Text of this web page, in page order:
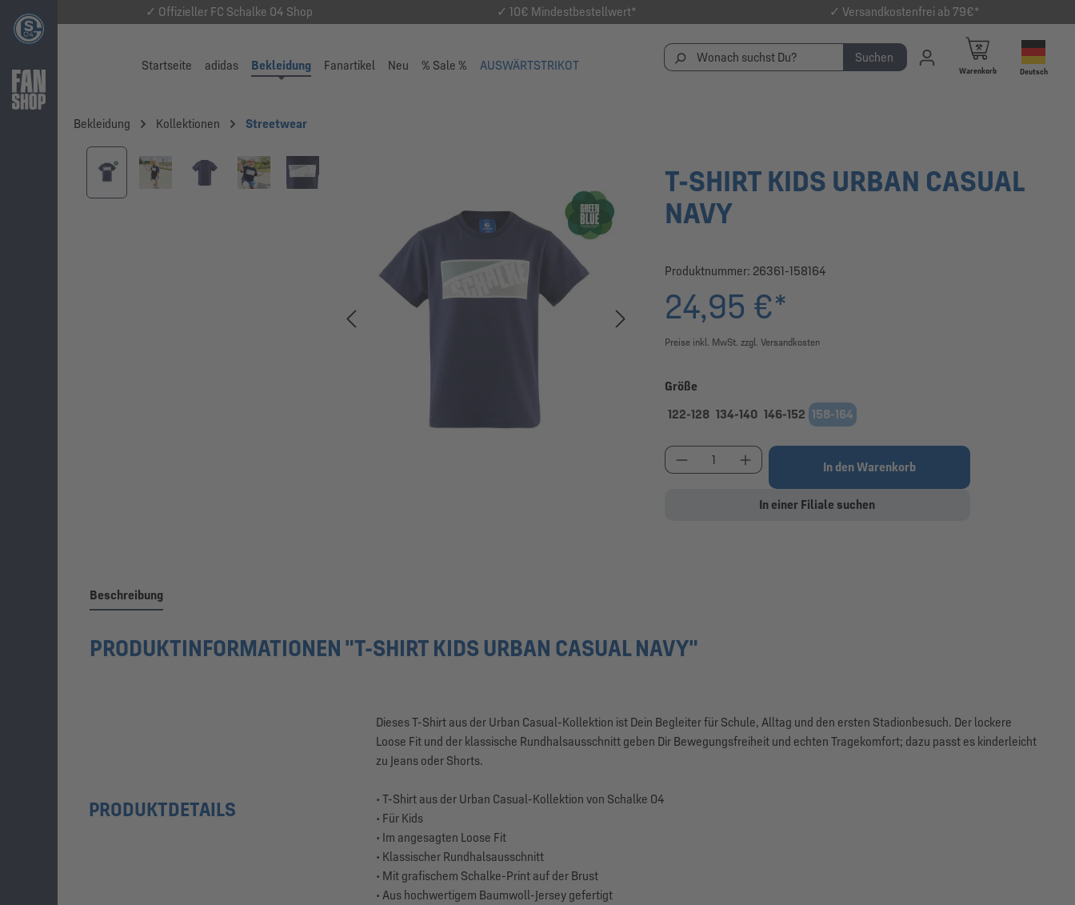
✓ Offizieller FC Schalke 04 Shop ✓ 10€ Mindestbestellwert* ✓ Versandkostenfrei ab 79€*
Startseite adidas Bekleidung Fanartikel Neu % Sale % AUSWÄRTSTRIKOT
Suchen
Warenkorb Deutsch
Bekleidung Kollektionen Streetwear
Bildergalerie überspringen
T-SHIRT KIDS URBAN CASUAL
NAVY
Produktnummer: 26361-158164
24,95 €*
Preise inkl. MwSt. zzgl. Versandkosten
Größe
122-128 134-140 146-152 158-164
Produkt Anzahl: Gib den gewünschten Wert ein oder
In den Warenkorb
In einer Filiale suchen
Beschreibung
PRODUKTINFORMATIONEN "T-SHIRT KIDS URBAN CASUAL NAVY"
Dieses T-Shirt aus der Urban Casual-Kollektion ist Dein Begleiter für Schule, Alltag und den ersten Stadionbesuch. Der lockere
Loose Fit und der klassische Rundhalsausschnitt geben Dir Bewegungsfreiheit und echten Tragekomfort; dazu passt es kinderleicht
zu Jeans oder Shorts.
PRODUKTDETAILS
• T-Shirt aus der Urban Casual-Kollektion von Schalke 04
• Für Kids
• Im angesagten Loose Fit
• Klassischer Rundhalsausschnitt
• Mit grafischem Schalke-Print auf der Brust
• Aus hochwertigem Baumwoll-Jersey gefertigt